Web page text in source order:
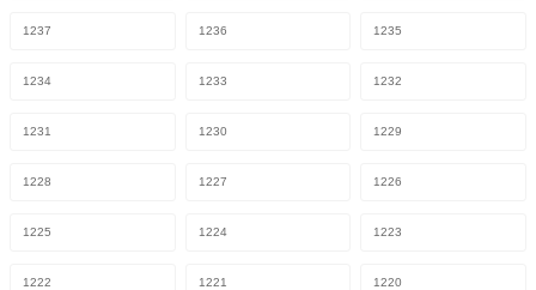
1237 1236 1235
1234 1233 1232
1231 1230 1229
1228 1227 1226
1225 1224 1223
1222 1221 1220